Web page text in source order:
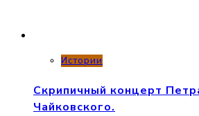
Истории
Скрипичный концерт
Чайковского.